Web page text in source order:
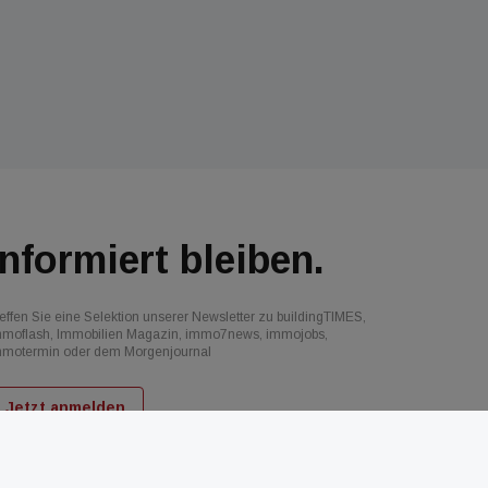
bleiben.
Sie eine Selektion unserer Newsletter zu buildingTIMES,
Immobilien Magazin, immo7news, immojobs,
oder dem Morgenjournal
Jetzt anmelden